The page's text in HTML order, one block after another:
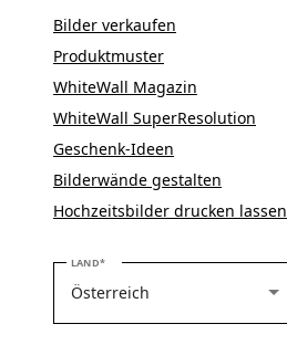
Bilder verkaufen
Produktmuster
WhiteWall Magazin
WhiteWall SuperResolution
Geschenk-Ideen
Bilderwände gestalten
Hochzeitsbilder drucken lassen
LANDBITTE WÄHLEN SIE IHR LAND